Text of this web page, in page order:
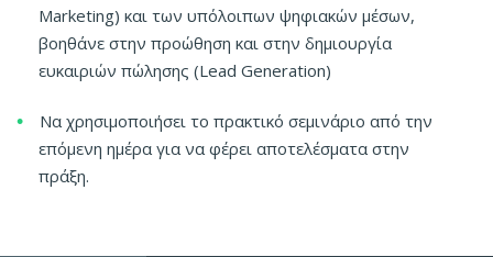
Marketing) και των υπόλοιπων ψηφιακών μέσων,
βοηθάνε στην προώθηση και στην δημιουργία
ευκαιριών πώλησης (Lead Generation)
Να χρησιμοποιήσει το πρακτικό σεμινάριο από την
επόμενη ημέρα για να φέρει αποτελέσματα στην
πράξη.